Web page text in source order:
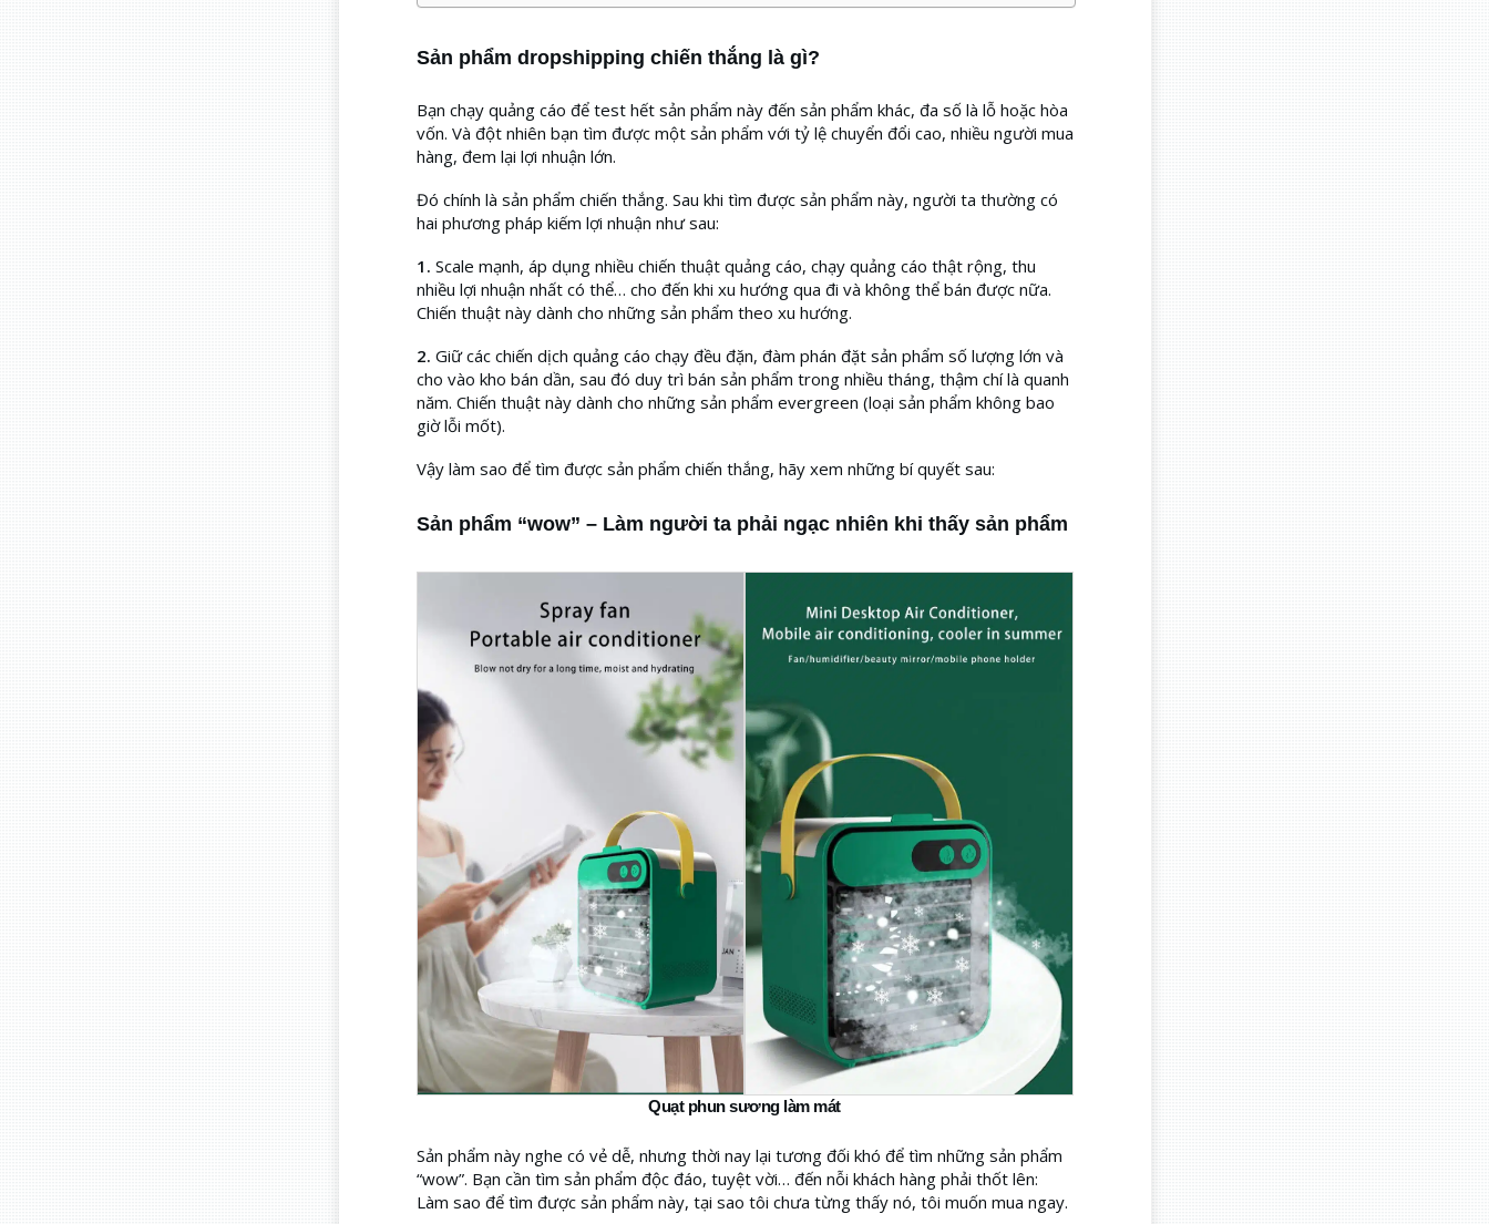
Sản phẩm dropshipping chiến thắng là gì?
Bạn chạy quảng cáo để test hết sản phẩm này đến sản phẩm khác, đa số là lỗ hoặc hòa
vốn. Và đột nhiên bạn tìm được một sản phẩm với tỷ lệ chuyển đổi cao, nhiều người mua
hàng, đem lại lợi nhuận lớn.
Đó chính là sản phẩm chiến thắng. Sau khi tìm được sản phẩm này, người ta thường có
hai phương pháp kiếm lợi nhuận như sau:
1. Scale mạnh, áp dụng nhiều chiến thuật quảng cáo, chạy quảng cáo thật rộng, thu
nhiều lợi nhuận nhất có thể… cho đến khi xu hướng qua đi và không thể bán được nữa.
Chiến thuật này dành cho những sản phẩm theo xu hướng.
2. Giữ các chiến dịch quảng cáo chạy đều đặn, đàm phán đặt sản phẩm số lượng lớn và
cho vào kho bán dần, sau đó duy trì bán sản phẩm trong nhiều tháng, thậm chí là quanh
năm. Chiến thuật này dành cho những sản phẩm evergreen (loại sản phẩm không bao
giờ lỗi mốt).
Vậy làm sao để tìm được sản phẩm chiến thắng, hãy xem những bí quyết sau:
Sản phẩm “wow” – Làm người ta phải ngạc nhiên khi thấy sản phẩm
Quạt phun sương làm mát
Sản phẩm này nghe có vẻ dễ, nhưng thời nay lại tương đối khó để tìm những sản phẩm
“wow”. Bạn cần tìm sản phẩm độc đáo, tuyệt vời… đến nỗi khách hàng phải thốt lên:
Làm sao để tìm được sản phẩm này, tại sao tôi chưa từng thấy nó, tôi muốn mua ngay.